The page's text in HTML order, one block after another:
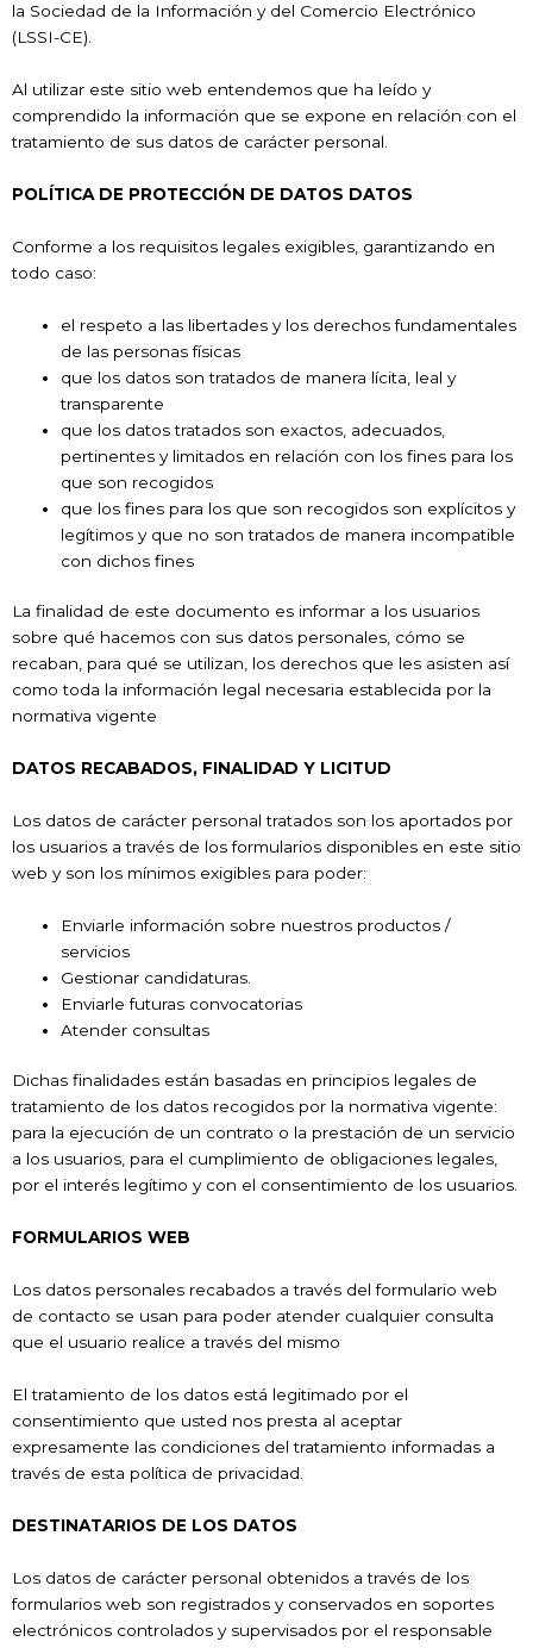
la Sociedad de la Información y del Comercio Electrónico
(LSSI-CE).
Al utilizar este sitio web entendemos que ha leído y
comprendido la información que se expone en relación con el
tratamiento de sus datos de carácter personal.
POLÍTICA DE PROTECCIÓN DE DATOS DATOS
Conforme a los requisitos legales exigibles, garantizando en
todo caso:
el respeto a las libertades y los derechos fundamentales
de las personas físicas
que los datos son tratados de manera lícita, leal y
transparente
que los datos tratados son exactos, adecuados,
pertinentes y limitados en relación con los fines para los
que son recogidos
que los fines para los que son recogidos son explícitos y
legítimos y que no son tratados de manera incompatible
con dichos fines
La finalidad de este documento es informar a los usuarios
sobre qué hacemos con sus datos personales, cómo se
recaban, para qué se utilizan, los derechos que les asisten así
como toda la información legal necesaria establecida por la
normativa vigente
DATOS RECABADOS, FINALIDAD Y LICITUD
Los datos de carácter personal tratados son los aportados por
los usuarios a través de los formularios disponibles en este sitio
web y son los mínimos exigibles para poder:
Enviarle información sobre nuestros productos /
servicios
Gestionar candidaturas.
Enviarle futuras convocatorias
Atender consultas
Dichas finalidades están basadas en principios legales de
tratamiento de los datos recogidos por la normativa vigente:
para la ejecución de un contrato o la prestación de un servicio
a los usuarios, para el cumplimiento de obligaciones legales,
por el interés legítimo y con el consentimiento de los usuarios.
FORMULARIOS WEB
Los datos personales recabados a través del formulario web
de contacto se usan para poder atender cualquier consulta
que el usuario realice a través del mismo
El tratamiento de los datos está legitimado por el
consentimiento que usted nos presta al aceptar
expresamente las condiciones del tratamiento informadas a
través de esta política de privacidad.
DESTINATARIOS DE LOS DATOS
Los datos de carácter personal obtenidos a través de los
formularios web son registrados y conservados en soportes
electrónicos controlados y supervisados por el responsable